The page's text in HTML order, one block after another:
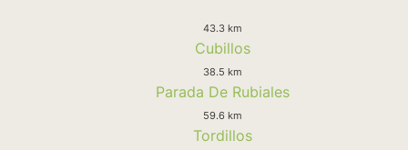
43.3 km
Cubillos
38.5 km
Parada De Rubiales
59.6 km
Tordillos